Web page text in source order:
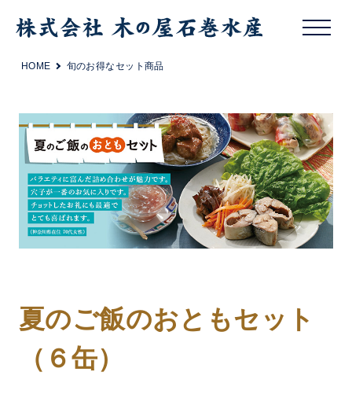
HOME 旬のお得なセット商品
夏のご飯のおともセット
（６缶）